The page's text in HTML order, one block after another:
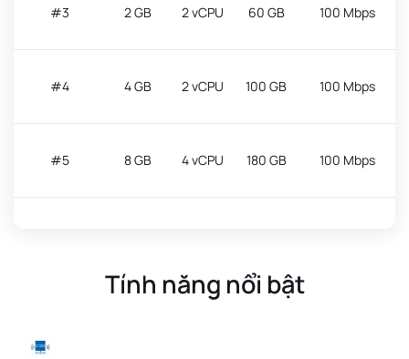
#3 2 GB 2 vCPU 60 GB 100 Mbps
#4 4 GB 2 vCPU 100 GB 100 Mbps
#5 8 GB 4 vCPU 180 GB 100 Mbps
Tính năng nổi bật